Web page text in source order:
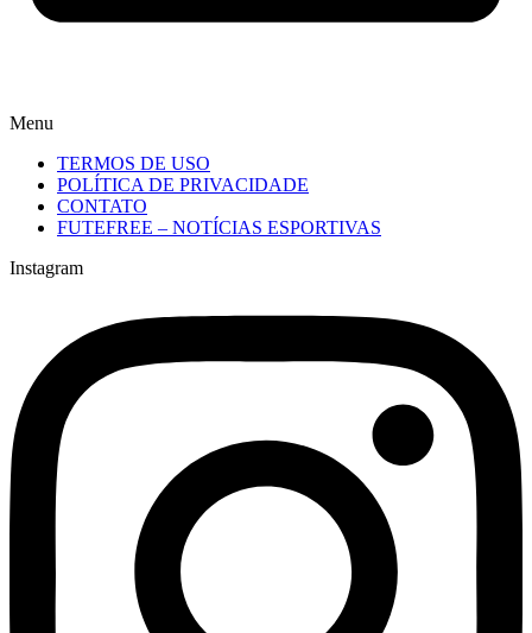
Menu
TERMOS DE USO
POLÍTICA DE PRIVACIDADE
CONTATO
FUTEFREE – NOTÍCIAS ESPORTIVAS
Instagram